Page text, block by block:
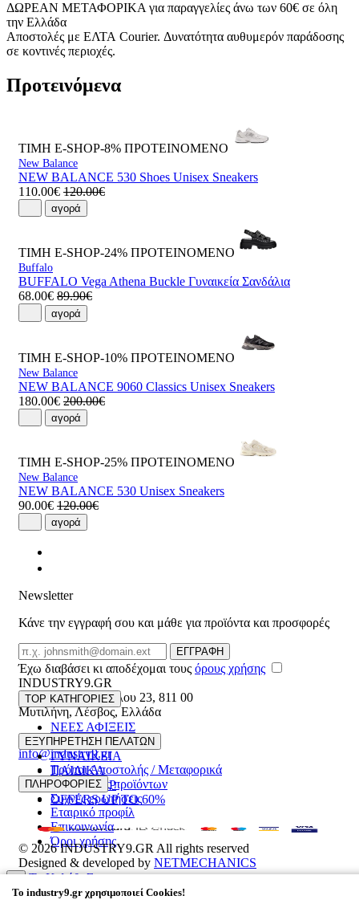
ΔΩΡΕΑΝ ΜΕΤΑΦΟΡΙΚΑ για παραγγελίες άνω των 60€ σε όλη
την Ελλάδα
Αποστολές με ΕΛΤΑ Courier. Δυνατότητα αυθυμερόν παράδοσης
σε κοντινές περιοχές.
Προτεινόμενα
ΤΙΜΗ E-SHOP-8% ΠΡΟΤΕΙΝΟΜΕΝΟ
New Balance
NEW BALANCE 530 Shoes Unisex Sneakers
110.00€ 120.00€
αγορά
ΤΙΜΗ E-SHOP-24% ΠΡΟΤΕΙΝΟΜΕΝΟ
Buffalo
BUFFALO Vega Athena Buckle Γυναικεία Σανδάλια
68.00€ 89.90€
αγορά
ΤΙΜΗ E-SHOP-10% ΠΡΟΤΕΙΝΟΜΕΝΟ
New Balance
NEW BALANCE 9060 Classics Unisex Sneakers
180.00€ 200.00€
αγορά
ΤΙΜΗ E-SHOP-25% ΠΡΟΤΕΙΝΟΜΕΝΟ
New Balance
NEW BALANCE 530 Unisex Sneakers
90.00€ 120.00€
αγορά
Newsletter
Κάνε την εγγραφή σου και μάθε για προϊόντα και προσφορές
Email
ΕΓΓΡΑΦΗ
Έχω διαβάσει κι αποδέχομαι τους όρους χρήσης
INDUSTRY9.GR
Ελευθέριου Βενιζέλου 23, 811 00
Μυτιλήνη,Λέσβος,Ελλάδα
22510 55629
info@industry9.gr
TOP ΚΑΤΗΓΟΡΙΕΣ
ΝΕΕΣ ΑΦΙΞΕΙΣ
ΑΝΔΡΙΚΑ
ΓΥΝΑΙΚΕΙΑ
ΠΑΙΔΙΚΑ
ΑΞΕΣΟΥΑΡ
OFFERS UP TO 60%
ΕΞΥΠΗΡΕΤΗΣΗ ΠΕΛΑΤΩΝ
Τρόποι Αποστολής / Μεταφορικά
Επιστροφές προϊόντων
Συχνές ερωτήσεις
ΠΛΗΡΟΦΟΡΙΕΣ
Εταιρικό προφίλ
Επικοινωνία
Όροι χρήσης
© 2026INDUSTRY9.GR All rights reserved
Designed & developed by NETMECHANICS
Το Καλάθι Σου
0
To industry9.gr χρησιμοποιεί Cookies!